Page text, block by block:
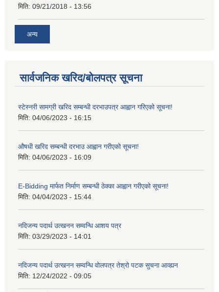
मिति: 09/21/2018 - 13:56
अन्य
सार्वजनिक खरिद/बोलपत्र सूचना
स्टेस्नरी सामग्री खरिद सम्बन्धी दरभाउपत्र आह्वान गरिएको सूचना!
मिति: 04/06/2023 - 16:15
औषधी खरिद सम्बन्धी दरभाउ आह्वान गरीएको सूचना!
मिति: 04/06/2023 - 16:09
E-Bidding मार्फत निर्माण सम्बन्धी ठेक्का आह्वान गरीएको सूचना!
मिति: 04/04/2023 - 15:44
नदिजन्य पदार्थ उत्खनन सम्वन्धि आशय पत्र
मिति: 03/29/2023 - 14:01
नदिजन्य पदार्थ उत्खनन सम्वन्धि वोलपत्र तेश्रो पटक सुचना आव्ह्यन
मिति: 12/24/2022 - 09:05